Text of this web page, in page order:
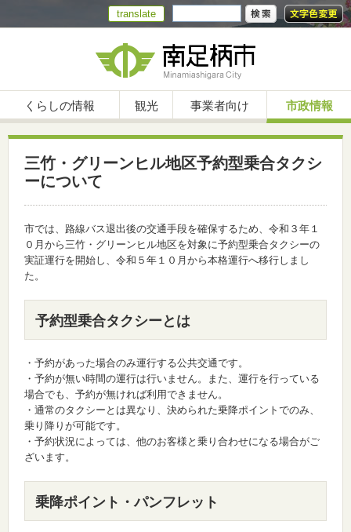
translate
くらしの情報 観光 事業者向け 市政情報
三竹・グリーンヒル地区予約型乗合タクシ
ーについて
市では、路線バス退出後の交通手段を確保するため、令和３年１
０月から三竹・グリーンヒル地区を対象に予約型乗合タクシーの
実証運行を開始し、令和５年１０月から本格運行へ移行しまし
た。
予約型乗合タクシーとは
・予約があった場合のみ運行する公共交通です。
・予約が無い時間の運行は行いません。また、運行を行っている
場合でも、予約が無ければ利用できません。
・通常のタクシーとは異なり、決められた乗降ポイントでのみ、
乗り降りが可能です。
・予約状況によっては、他のお客様と乗り合わせになる場合がご
ざいます。
乗降ポイント・パンフレット